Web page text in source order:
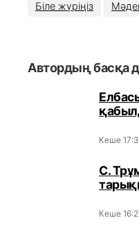
Біле жүріңіз
Автордың басқа
Кеше
С.
Кеше